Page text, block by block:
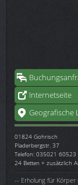
Internetseite
Geografische
01824 Gohrisch
Pladerbergstr. 37
Telefon: 035021 60523
24 Betten + zusätzlich
-- Erholung für